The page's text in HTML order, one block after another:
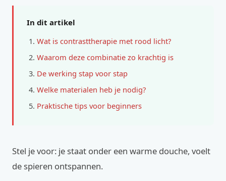
In dit artikel
Wat is contrasttherapie met rood licht?
Waarom deze combinatie zo krachtig is
De werking stap voor stap
Welke materialen heb je nodig?
Praktische tips voor beginners
Stel je voor: je staat onder een warme douche, voelt
de spieren ontspannen.